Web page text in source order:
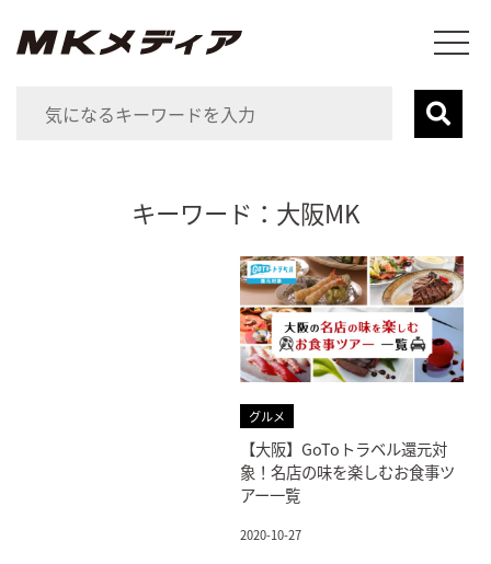
キーワード：大阪MK
グルメ
【大阪】GoToトラベル還元対
象！名店の味を楽しむお食事ツ
アー一覧
2020-10-27